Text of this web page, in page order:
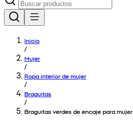
Inicio
/
Mujer
/
Ropa interior de mujer
/
Braguitas
/
Braguitas verdes de encaje para mujer